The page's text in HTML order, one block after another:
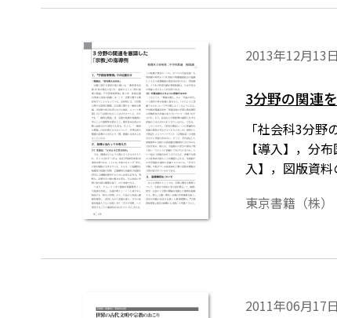
2013年12月13日
3分野の関連
「社会科3分
【導入】，分
入】，図版資
東京書籍（株
2011年06月17日